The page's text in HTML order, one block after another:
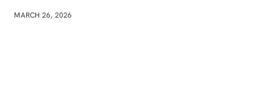
MARCH 26, 2026